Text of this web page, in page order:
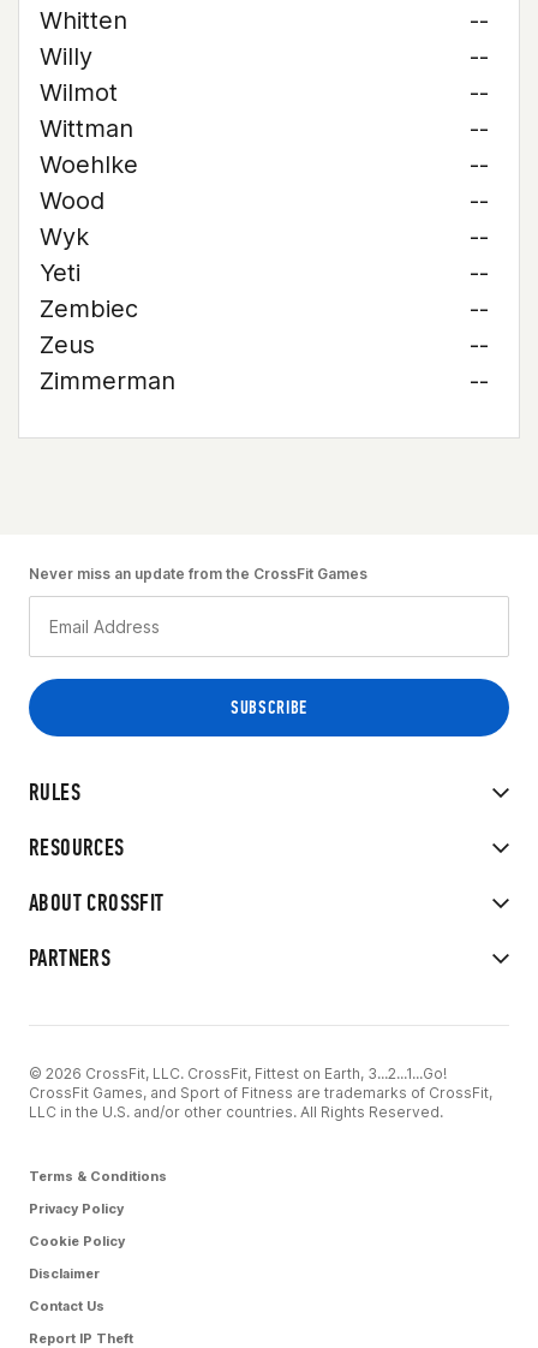
Whitten
--
Willy
--
Wilmot
--
Wittman
--
Woehlke
--
Wood
--
Wyk
--
Yeti
--
Zembiec
--
Zeus
--
Zimmerman
--
RULES
RESOURCES
ABOUT CROSSFIT
PARTNERS
Never miss an update from the CrossFit Games
© 2026 CrossFit, LLC. CrossFit, Fittest on Earth, 3...2...1...Go!
CrossFit Games, and Sport of Fitness are trademarks of CrossFit,
LLC in the U.S. and/or other countries. All Rights Reserved.
Terms & Conditions
Privacy Policy
Cookie Policy
Disclaimer
Contact Us
Report IP Theft